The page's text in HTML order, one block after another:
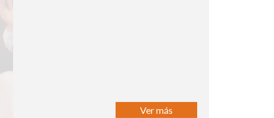
Ver más